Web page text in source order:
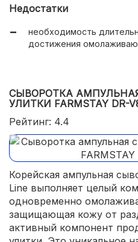
косметикой;
Недостатки
необходимость
достижения
СЫВОРОТКА
УЛИТКИ FARMSTAY DR-
Рейтинг: 4.4
Корейская ампульная
Line выполняет целый
одновременно
защищающая кожу от
активный компонент